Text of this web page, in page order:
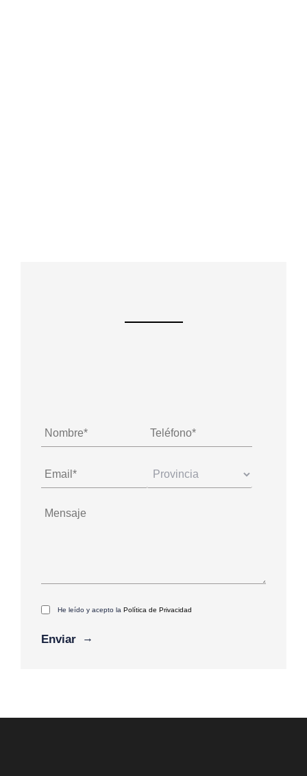
He leído y acepto la Política de Privacidad